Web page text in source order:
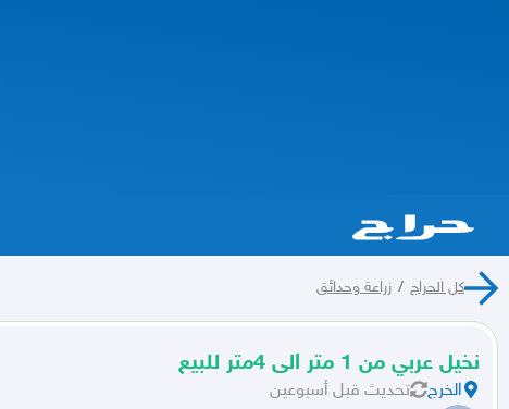
كل الحراج / زراعة وحدائق
نخيل عربي من 1 متر الى 4متر للبيع
الخرج تحديث قبل أسبوعين